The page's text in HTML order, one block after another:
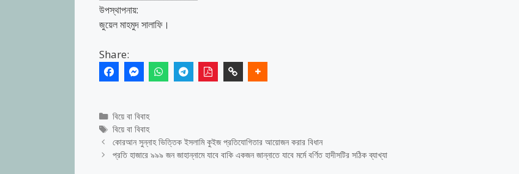
উপস্থাপনায়:
জুয়েল মাহমুদ সালাফি।
Share:
Categories
বিয়ে বা বিবাহ
Tags
বিয়ে বা বিবাহ
কোরআন সুন্নাহ ভিত্তিক ইসলামি কুইজ প্রতিযোগিতার আয়োজন করার বিধান
প্রতি হাজারে ৯৯৯ জন জাহান্নামে যাবে বাকি একজন জান্নাতে যাবে মর্মে বর্ণিত হাদীসটির সঠিক ব্যাখ্যা